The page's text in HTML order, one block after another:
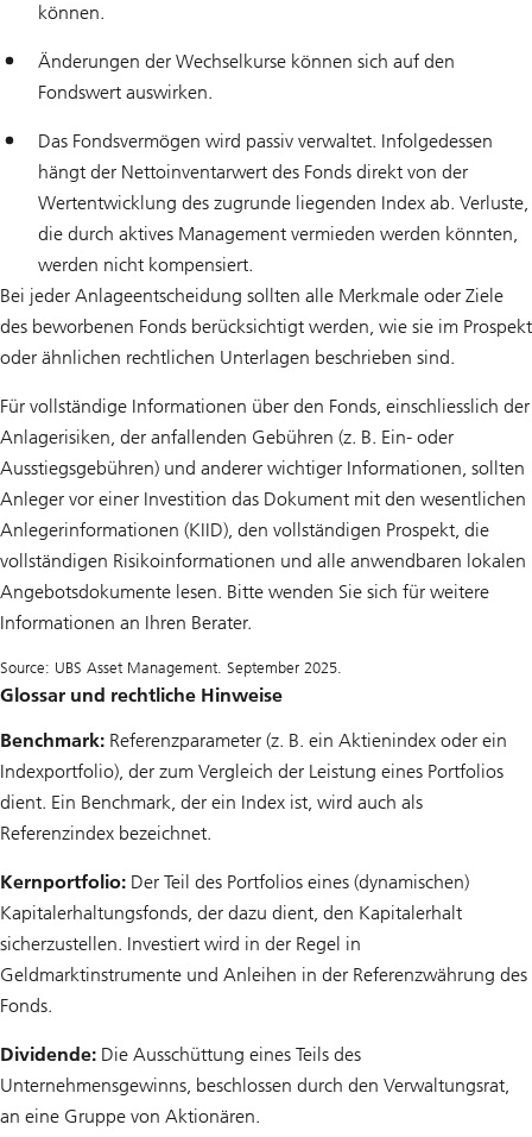
können.
Änderungen der Wechselkurse können sich auf den
Fondswert auswirken.
Das Fondsvermögen wird passiv verwaltet. Infolgedessen
hängt der Nettoinventarwert des Fonds direkt von der
Wertentwicklung des zugrunde liegenden Index ab. Verluste,
die durch aktives Management vermieden werden könnten,
werden nicht kompensiert.
Bei jeder Anlageentscheidung sollten alle Merkmale oder Ziele
des beworbenen Fonds berücksichtigt werden, wie sie im Prospekt
oder ähnlichen rechtlichen Unterlagen beschrieben sind.
Für vollständige Informationen über den Fonds, einschliesslich der
Anlagerisiken, der anfallenden Gebühren (z. B. Ein- oder
Ausstiegsgebühren) und anderer wichtiger Informationen, sollten
Anleger vor einer Investition das Dokument mit den wesentlichen
Anlegerinformationen (KIID), den vollständigen Prospekt, die
vollständigen Risikoinformationen und alle anwendbaren lokalen
Angebotsdokumente lesen. Bitte wenden Sie sich für weitere
Informationen an Ihren Berater.
Source: UBS Asset Management. September 2025.
Glossar und rechtliche Hinweise
Benchmark: Referenzparameter (z. B. ein Aktienindex oder ein
Indexportfolio), der zum Vergleich der Leistung eines Portfolios
dient. Ein Benchmark, der ein Index ist, wird auch als
Referenzindex bezeichnet.
Kernportfolio: Der Teil des Portfolios eines (dynamischen)
Kapitalerhaltungsfonds, der dazu dient, den Kapitalerhalt
sicherzustellen. Investiert wird in der Regel in
Geldmarktinstrumente und Anleihen in der Referenzwährung des
Fonds.
Dividende: Die Ausschüttung eines Teils des
Unternehmensgewinns, beschlossen durch den Verwaltungsrat,
an eine Gruppe von Aktionären.